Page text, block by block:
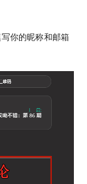
你的昵称和邮箱